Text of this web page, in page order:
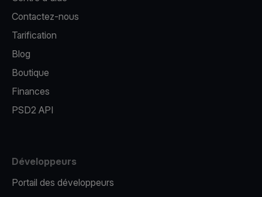
Contactez-nous
Tarification
Blog
Boutique
Finances
PSD2 API
Développeurs
Portail des développeurs